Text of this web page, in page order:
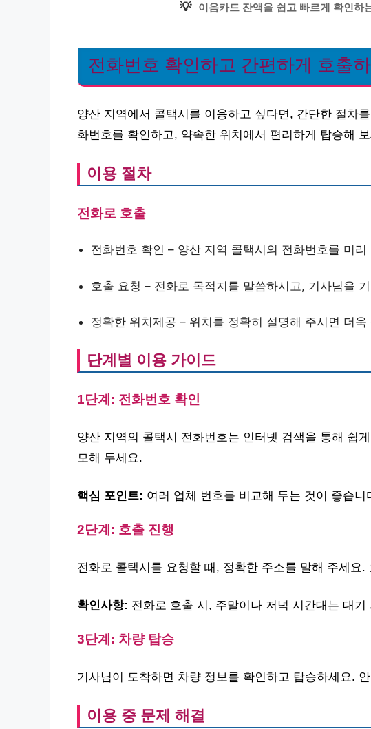
💡 이음카드 잔액을 쉽고 빠르게 확인하
전화번호 확인하고 간편하게 호출
양산 지역에서 콜택시를 이용하고 싶다면, 간단한 절차
화번호를 확인하고, 약속한 위치에서 편리하게 탑승해
이용 절차
전화로 호출
전화번호 확인 – 양산 지역 콜택시의 전화번호를 미리
호출 요청 – 전화로 목적지를 말씀하시고, 기사님을
정확한 위치제공 – 위치를 정확히 설명해 주시면 더욱
단계별 이용 가이드
1단계: 전화번호 확인
양산 지역의 콜택시 전화번호는 인터넷 검색을 통해 쉽
모해 두세요.
핵심 포인트: 여러 업체 번호를 비교해 두는 것이 좋습니
2단계: 호출 진행
전화로 콜택시를 요청할 때, 정확한 주소를 말해 주세요
확인사항: 전화로 호출 시, 주말이나 저녁 시간대는 대
3단계: 차량 탑승
기사님이 도착하면 차량 정보를 확인하고 탑승하세요.
이용 중 문제 해결